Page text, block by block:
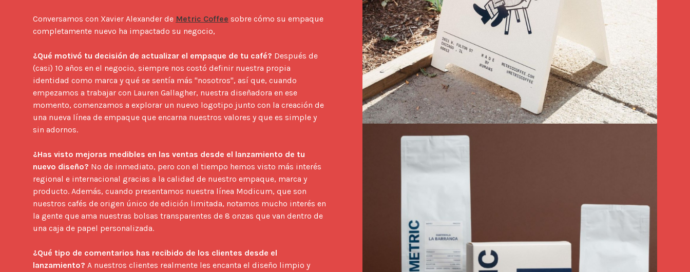
Conversamos con Xavier Alexander de Metric Coffee sobre cómo su empaque
completamente nuevo ha impactado su negocio,
¿Qué motivó tu decisión de actualizar el empaque de tu café? Después de
(casi) 10 años en el negocio, siempre nos costó definir nuestra propia
identidad como marca y qué se sentía más "nosotros", así que, cuando
empezamos a trabajar con Lauren Gallagher, nuestra diseñadora en ese
momento, comenzamos a explorar un nuevo logotipo junto con la creación de
una nueva línea de empaque que encarna nuestros valores y que es simple y
sin adornos.
¿Has visto mejoras medibles en las ventas desde el lanzamiento de tu
nuevo diseño? No de inmediato, pero con el tiempo hemos visto más interés
regional e internacional gracias a la calidad de nuestro empaque, marca y
producto. Además, cuando presentamos nuestra línea Modicum, que son
nuestros cafés de origen único de edición limitada, notamos mucho interés en
la gente que ama nuestras bolsas transparentes de 8 onzas que van dentro de
una caja de papel personalizada.
¿Qué tipo de comentarios has recibido de los clientes desde el
lanzamiento? A nuestros clientes realmente les encanta el diseño limpio y